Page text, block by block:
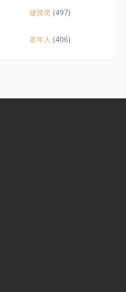
健脾类(497)
老年人 (406)